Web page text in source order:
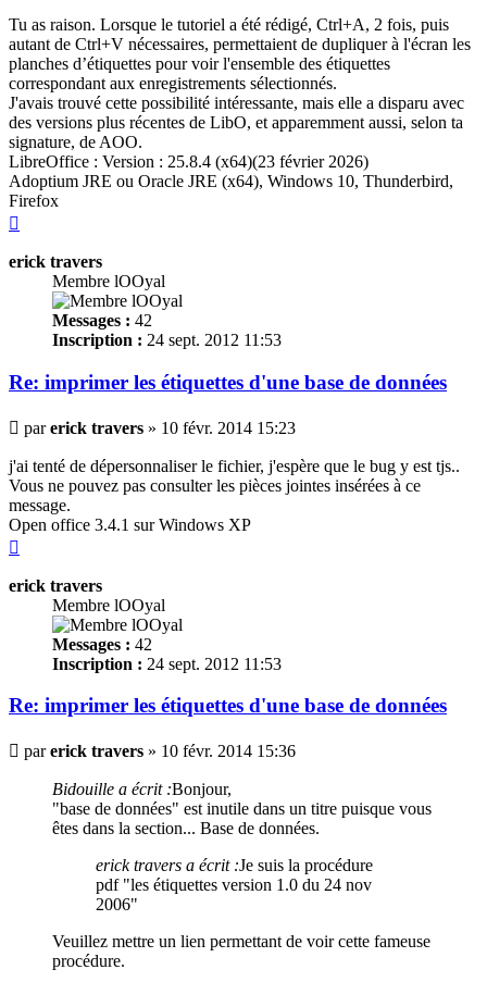
Tu as raison. Lorsque le tutoriel a été rédigé, Ctrl+A, 2 fois, puis
autant de Ctrl+V nécessaires, permettaient de dupliquer à l'écran les
planches d’étiquettes pour voir l'ensemble des étiquettes
correspondant aux enregistrements sélectionnés.
J'avais trouvé cette possibilité intéressante, mais elle a disparu avec
des versions plus récentes de LibO, et apparemment aussi, selon ta
signature, de AOO.
LibreOffice : Version : 25.8.4 (x64)(23 février 2026)
Adoptium JRE ou Oracle JRE (x64), Windows 10, Thunderbird,
Firefox
erick travers
Membre lOOyal
Messages : 42
Inscription : 24 sept. 2012 11:53
Re: imprimer les étiquettes d'une base de données
Message
parerick travers » 10 févr. 2014 15:23
j'ai tenté de dépersonnaliser le fichier, j'espère que le bug y est tjs..
Vous ne pouvez pas consulter les pièces jointes insérées à ce
message.
Open office 3.4.1 sur Windows XP
erick travers
Membre lOOyal
Messages : 42
Inscription : 24 sept. 2012 11:53
Re: imprimer les étiquettes d'une base de données
Message
parerick travers » 10 févr. 2014 15:36
Bidouille a écrit :Bonjour,
"base de données" est inutile dans un titre puisque vous
êtes dans la section... Base de données.
erick travers a écrit :Je suis la procédure
pdf "les étiquettes version 1.0 du 24 nov
2006"
Veuillez mettre un lien permettant de voir cette fameuse
procédure.